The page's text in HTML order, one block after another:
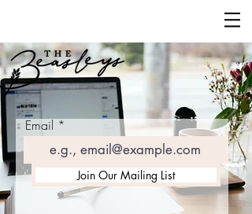
Email
Join Our Mailing List